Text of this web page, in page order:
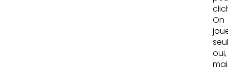
On
oui,